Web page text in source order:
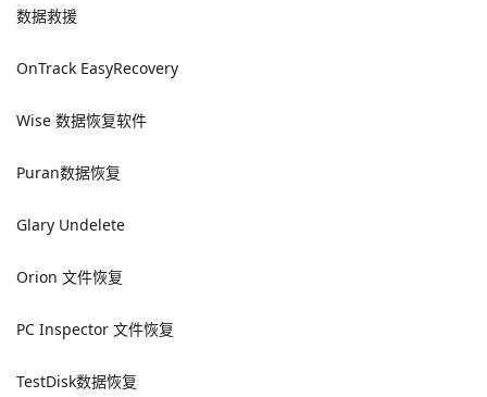
数据救援
OnTrack EasyRecovery
Wise 数据恢复软件
Puran数据恢复
Glary Undelete
Orion 文件恢复
PC Inspector 文件恢复
TestDisk数据恢复